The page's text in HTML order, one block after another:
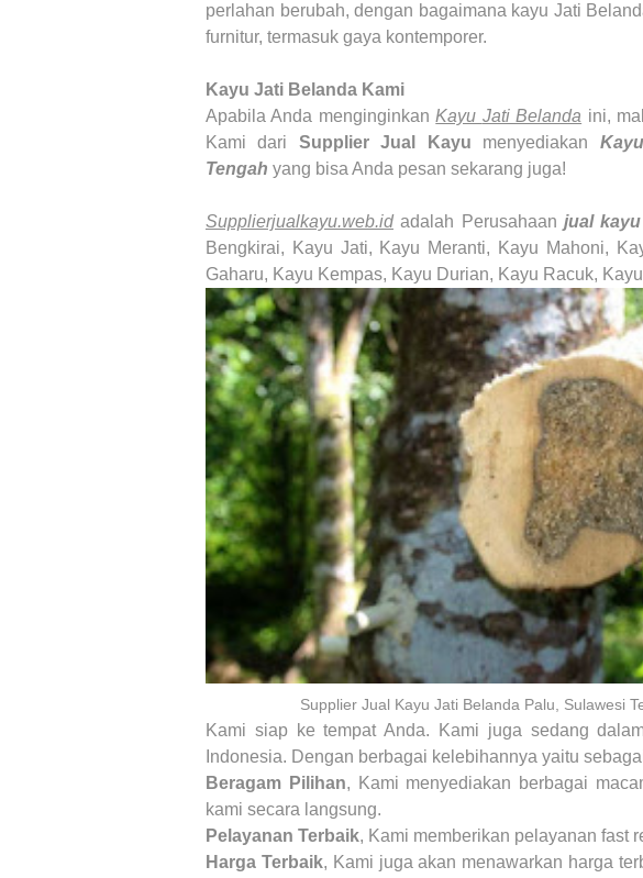
perlahan berubah, dengan bagaimana kayu Jati
furnitur, termasuk gaya kontemporer.
Kayu Jati Belanda Kami
Apabila Anda menginginkanKayu Jati Belanda ini,
Kami dari Supplier Jual Kayu menyediakan
Tengah yang bisa Anda pesan sekarang juga!
Supplierjualkayu.web.idadalah Perusahaan jual kayu
Bengkirai, Kayu Jati, Kayu Meranti, Kayu Mahoni,
Gaharu, Kayu Kempas, Kayu Durian, Kayu Racuk,
Supplier Jual Kayu Jati Belanda Palu, Sulawesi
Kami siap ke tempat Anda. Kami juga sedang
Indonesia. Dengan berbagai kelebihannya yaitu
Beragam Pilihan, Kami menyediakan berbagai
kami secara langsung.
Pelayanan Terbaik, Kami memberikan pelayanan fast
Harga Terbaik, Kami juga akan menawarkan harga